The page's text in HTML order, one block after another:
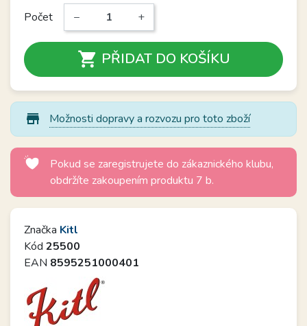
Počet − +
 PŘIDAT DO KOŠÍKU
store_mall_directory Možnosti dopravy a rozvozu pro toto zboží
Pokud se zaregistrujete do zákaznického klubu,
obdržíte zakoupením produktu 7 b.
Značka Kitl
Kód 25500
EAN 8595251000401